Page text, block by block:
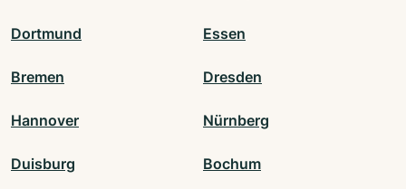
Dortmund Essen
Bremen Dresden
Hannover Nürnberg
Duisburg Bochum